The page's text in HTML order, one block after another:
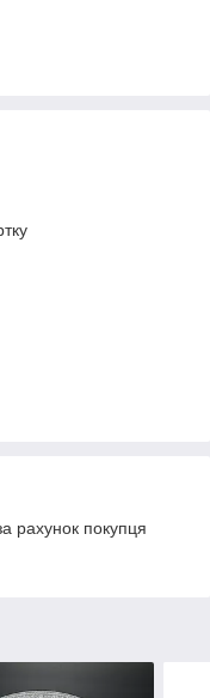
рахунок покупця